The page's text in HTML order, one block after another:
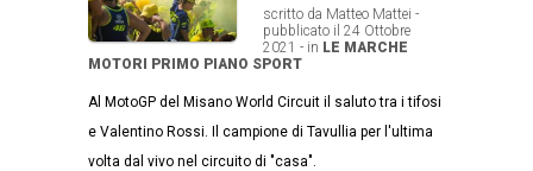
scritto da Matteo Mattei -
pubblicato il 24 Ottobre
2021 - in LE MARCHE
MOTORI PRIMO PIANO SPORT
Al MotoGP del Misano World Circuit il saluto tra i tifosi
e Valentino Rossi. Il campione di Tavullia per l'ultima
volta dal vivo nel circuito di "casa".